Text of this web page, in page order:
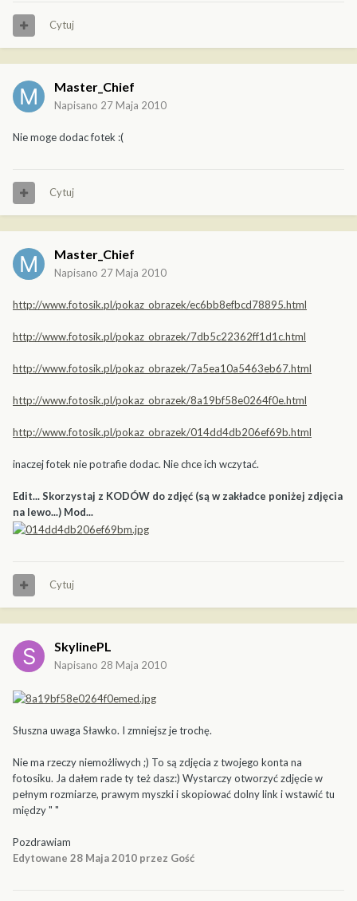
Cytuj
Master_Chief
Napisano 27 Maja 2010
Nie moge dodac fotek :(
Cytuj
Master_Chief
Napisano 27 Maja 2010
http://www.fotosik.pl/pokaz_obrazek/ec6bb8efbcd78895.html
http://www.fotosik.pl/pokaz_obrazek/7db5c22362ff1d1c.html
http://www.fotosik.pl/pokaz_obrazek/7a5ea10a5463eb67.html
http://www.fotosik.pl/pokaz_obrazek/8a19bf58e0264f0e.html
http://www.fotosik.pl/pokaz_obrazek/014dd4db206ef69b.html
inaczej fotek nie potrafie dodac. Nie chce ich wczytać.
Edit... Skorzystaj z KODÓW do zdjęć (są w zakładce poniżej zdjęcia
na lewo...) Mod...
Cytuj
SkylinePL
Napisano 28 Maja 2010
Słuszna uwaga Sławko. I zmniejsz je trochę.
Nie ma rzeczy niemożliwych ;) To są zdjęcia z twojego konta na
fotosiku. Ja dałem rade ty też dasz:) Wystarczy otworzyć zdjęcie w
pełnym rozmiarze, prawym myszki i skopiować dolny link i wstawić tu
między " "
Pozdrawiam
Edytowane 28 Maja 2010 przez Gość